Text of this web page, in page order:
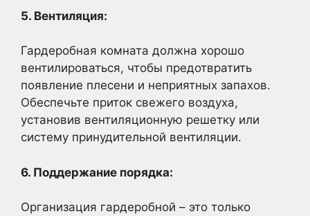
5. Вентиляция:
Гардеробная комната должна хорошо
вентилироваться, чтобы предотвратить
появление плесени и неприятных запахов.
Обеспечьте приток свежего воздуха,
установив вентиляционную решетку или
систему принудительной вентиляции.
6. Поддержание порядка:
Организация гардеробной – это только